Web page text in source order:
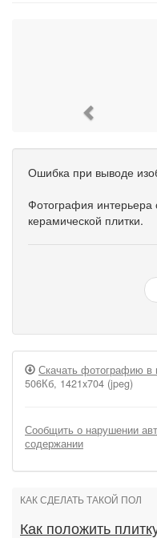
Ошибка при выводе
Фотография
керамической плитки.
Скачать фотографию в
506Кб, 1421x704 (jpeg)
Сообщить о нарушении
содержании
КАК СДЕЛАТЬ ТАКОЙ ПОЛ
Как положить